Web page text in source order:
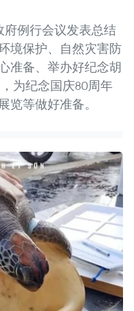
府例行会议发表总结
境保护、自然灾害防
准备、举办好纪念胡
为纪念国庆80周年
览等做好准备。